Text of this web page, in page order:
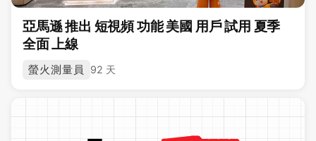
亞馬遜 推出 短視頻 功能 美國 用戶 試用 夏季
全面 上線
螢火測量員 92 天